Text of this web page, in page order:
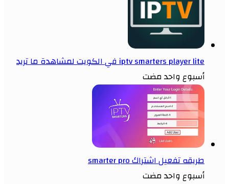
iptv smarters player lite في الكويت لمشاهدة ما تريد
أسبوع واحد مضت
طريقه تفعيل اشتراك smarter pro
أسبوع واحد مضت